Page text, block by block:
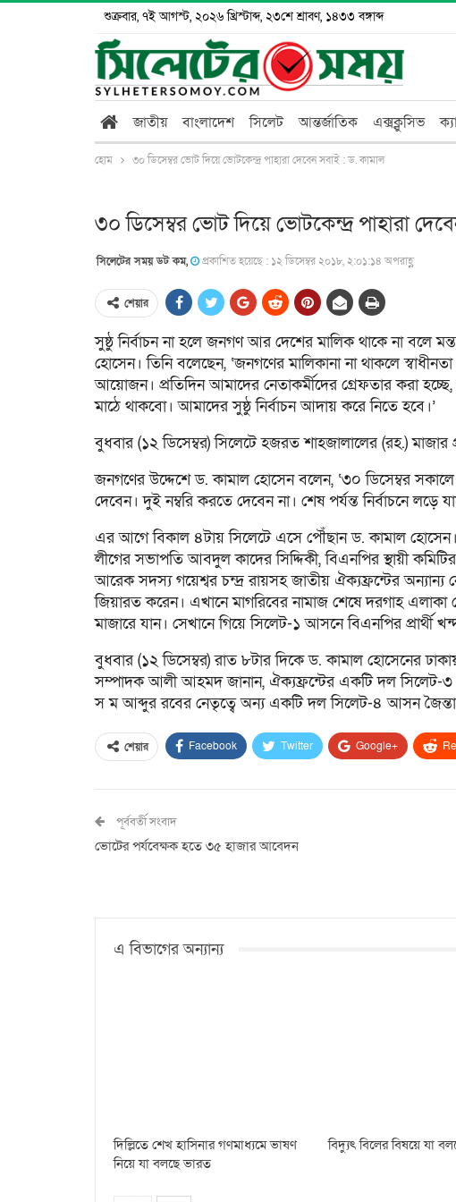
শুক্রবার, ৭ই আগস্ট, ২০২৬ খ্রিস্টাব্দ, ২৩শে শ্রাবণ, ১৪৩৩ বঙ্গাব্দ
জাতীয় বাংলাদেশ সিলেট আন্তর্জাতিক এক্সক্লুসিভ
হোম ৩০ ডিসেম্বর ভোট দিয়ে ভোটকেন্দ্র পাহারা দেবেন সবাই : ড. কামাল
৩০ ডিসেম্বর ভোট দিয়ে ভোটকেন্দ্র পাহারা
সিলেটের সময় ডট কম, প্রকাশিত হয়েছে : ১২ ডিসেম্বর ২০১৮, ২:০১:১৪ অপরাহ্ণ
শেয়ার
সুষ্ঠু নির্বাচন না হলে জনগণ আর দেশের মালিক থাকে না বলে
হোসেন। তিনি বলেছেন, ‘জনগণের মালিকানা না থাকলে স্বাধীনতা
আয়োজন। প্রতিদিন আমাদের নেতাকর্মীদের গ্রেফতার করা
মাঠে থাকবো। আমাদের সুষ্ঠু নির্বাচন আদায় করে নিতে হবে।’
বুধবার (১২ ডিসেম্বর) সিলেটে হজরত শাহজালালের (রহ.) মাজার
জনগণের উদ্দেশে ড. কামাল হোসেন বলেন, ‘৩০ ডিসেম্বর
দেবেন। দুই নম্বরি করতে দেবেন না। শেষ পর্যন্ত নির্বাচনে লড়ে
এর আগে বিকাল ৪টায় সিলেটে এসে পৌঁছান ড. কামাল
লীগের সভাপতি আবদুল কাদের সিদ্দিকী, বিএনপির স্থায়ী
আরেক সদস্য গয়েশ্বর চন্দ্র রায়সহ জাতীয় ঐক্যফ্রন্টের অন্যান্য
জিয়ারত করেন। এখানে মাগরিবের নামাজ শেষে দরগাহ
মাজারে যান। সেখানে গিয়ে সিলেট-১ আসনে বিএনপির প্রার্থী
বুধবার (১২ ডিসেম্বর) রাত ৮টার দিকে ড. কামাল হোসেনের
সম্পাদক আলী আহমদ জানান, ঐক্যফ্রন্টের একটি দল সিলেট-
স ম আব্দুর রবের নেতৃত্বে অন্য একটি দল সিলেট-৪ আসন
শেয়ার Facebook Twitter Google+
পূর্ববর্তী সংবাদ
ভোটের পর্যবেক্ষক হতে ৩৫ হাজার আবেদন
এ বিভাগের অন্যান্য
দিল্লিতে শেখ হাসিনার গণমাধ্যমে ভাষণ
নিয়ে যা বলছে ভারত
বিদ্যুৎ বিলের বিষয়ে যা